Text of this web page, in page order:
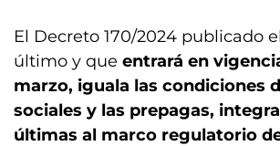
El Decreto 170/2024 publicado
último y que entrará en
marzo, iguala las condiciones
sociales y las prepagas,
últimas al marco regulatorio